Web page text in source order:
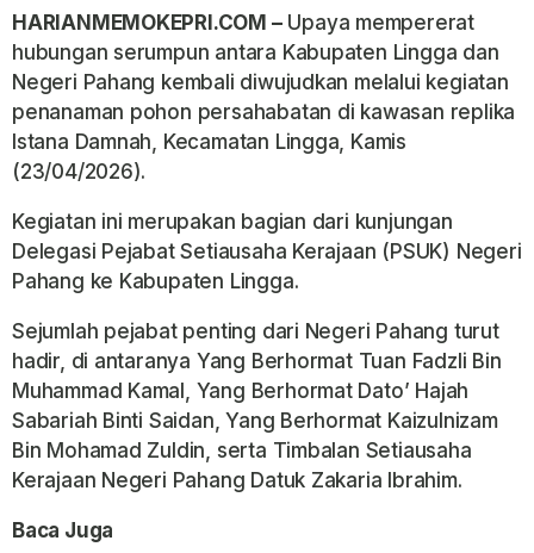
HARIANMEMOKEPRI.COM –Upaya mempererat
hubungan serumpun antara Kabupaten Lingga dan
Negeri Pahang kembali diwujudkan melalui kegiatan
penanaman pohon persahabatan di kawasan replika
Istana Damnah, Kecamatan Lingga, Kamis
(23/04/2026).
Kegiatan ini merupakan bagian dari kunjungan
Delegasi Pejabat Setiausaha Kerajaan (PSUK) Negeri
Pahang ke Kabupaten Lingga.
Sejumlah pejabat penting dari Negeri Pahang turut
hadir, di antaranya Yang Berhormat Tuan Fadzli Bin
Muhammad Kamal, Yang Berhormat Dato’ Hajah
Sabariah Binti Saidan, Yang Berhormat Kaizulnizam
Bin Mohamad Zuldin, serta Timbalan Setiausaha
Kerajaan Negeri Pahang Datuk Zakaria Ibrahim.
Baca Juga